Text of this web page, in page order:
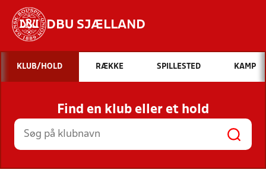
DBU SJÆLLAND
Hvad vil du søge efter?
INDHOLD OG NYHEDER
STILLINGER, RESULTATER, KLUBBER OG
HOLD
KLUB/HOLD RÆKKE SPILLESTED KAMP
Find en klub eller et hold